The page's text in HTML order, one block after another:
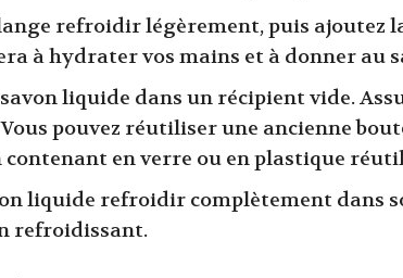
refroidir légèrement, puis ajoutez
à hydrater vos mains et à donner au
liquide dans un récipient vide.
pouvez réutiliser une ancienne
en verre ou en plastique
liquide refroidir complètement dans
refroidissant.